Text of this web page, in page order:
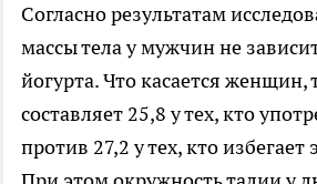
Согласно результатам
массы тела у мужчин не
йогурта. Что касается женщин,
составляет 25,8 у тех, кто
против 27,2 у тех, кто избегает